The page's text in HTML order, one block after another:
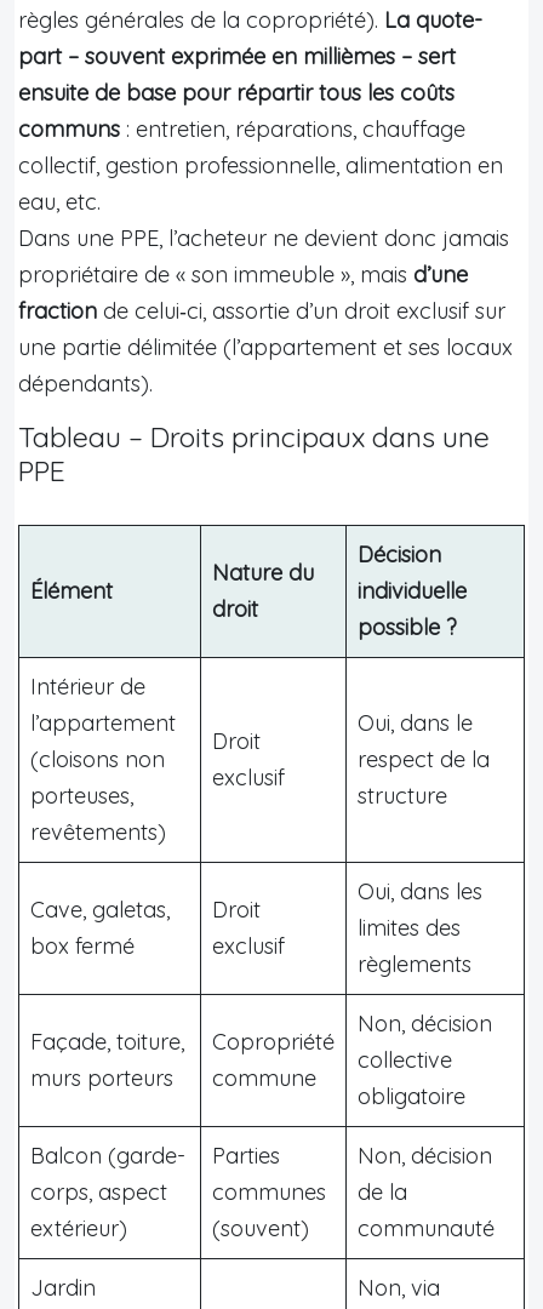
règles générales de la copropriété). La quote-
part – souvent exprimée en millièmes – sert
ensuite de base pour répartir tous les coûts
communs : entretien, réparations, chauffage
collectif, gestion professionnelle, alimentation en
eau, etc.
Dans une PPE, l’acheteur ne devient donc jamais
propriétaire de « son immeuble », mais d’une
fraction de celui‑ci, assortie d’un droit exclusif sur
une partie délimitée (l’appartement et ses locaux
dépendants).
Tableau – Droits principaux dans une
PPE
Élément
Nature du
droit
Décision
individuelle
possible ?
Intérieur de
l’appartement
(cloisons non
porteuses,
revêtements)
Droit
exclusif
Oui, dans le
respect de la
structure
Cave, galetas,
box fermé
Droit
exclusif
Oui, dans les
limites des
règlements
Façade, toiture,
murs porteurs
Copropriété
commune
Non, décision
collective
obligatoire
Balcon (garde-
corps, aspect
extérieur)
Parties
communes
(souvent)
Non, décision
de la
communauté
Jardin
Non, via